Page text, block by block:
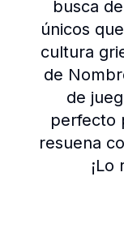
busca
únicos
cultura
de
de
perfecto
resuena